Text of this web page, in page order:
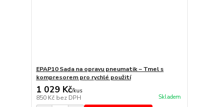
EPAP10 Sada na opravu pneumatik – Tmel s
kompresorem pro rychlé použití
1 029 Kč/kus
850 Kč bez DPH Skladem